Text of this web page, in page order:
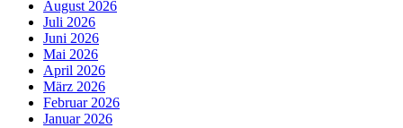
August 2026
Juli 2026
Juni 2026
Mai 2026
April 2026
März 2026
Februar 2026
Januar 2026